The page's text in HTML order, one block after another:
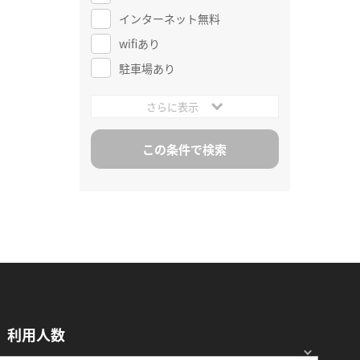
インターネット無料
wifiあり
駐車場あり
さらに表示
利用人数